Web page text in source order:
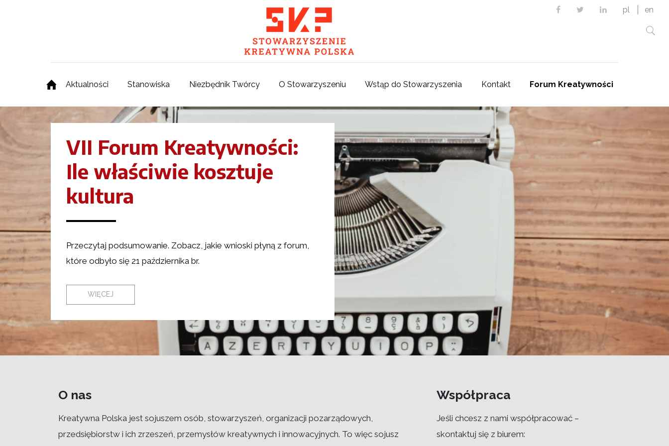
FacebookTwitterLinkedin
pl en
Aktualności Stanowiska Niezbędnik Twórcy O Stowarzyszeniu Wstąp do Stowarzyszenia Kontakt Forum Kreatywności
VII Forum Kreatywności:
Ile właściwie kosztuje
kultura
Przeczytaj podsumowanie. Zobacz, jakie wnioski płyną z forum,
które odbyło się 21 października br.
WIĘCEJ
O nas
Kreatywna Polska jest sojuszem osób, stowarzyszeń, organizacji pozarządowych,
przedsiębiorstw i ich zrzeszeń, przemysłów kreatywnych i innowacyjnych. To więc sojusz
Współpraca
Jeśli chcesz z nami współpracować –
skontaktuj się z biurem: